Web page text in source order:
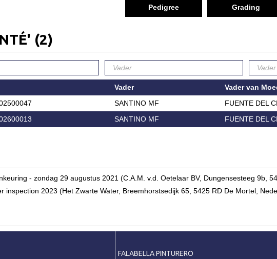
Pedigree Grading
(2)
Vader Vader van
SANTINO MF FUENTE DEL
SANTINO MF FUENTE DEL
- zondag 29 augustus 2021 (C.A.M. v.d. Oetelaar BV, Dungensesteeg 9b,
2023 (Het Zwarte Water, Breemhorstsedijk 65, 5425 RD De Mortel,
FALABELLA PINTURERO